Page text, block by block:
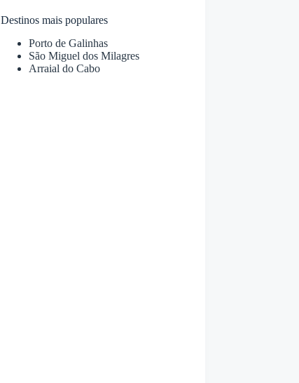
Destinos mais populares
Porto de Galinhas
São Miguel dos Milagres
Arraial do Cabo